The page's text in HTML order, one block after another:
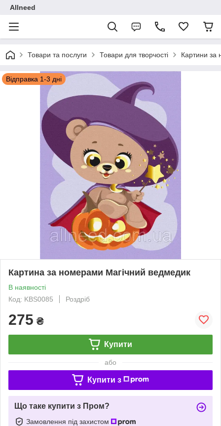
Allneed
Товари та послуги Товари для творчості Картини за
Відправка 1-3 дні
Картина за номерами Магічний ведмедик
В наявності
Код: KBS0085
Роздріб
275 ₴
Купити
або
Купити з
Що таке купити з Пром?
Замовлення під захистом